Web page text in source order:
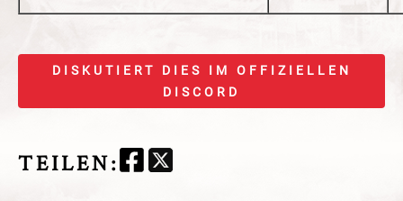
DISKUTIERT DIES IM OFFIZIELLEN
DISCORD
TEILEN: